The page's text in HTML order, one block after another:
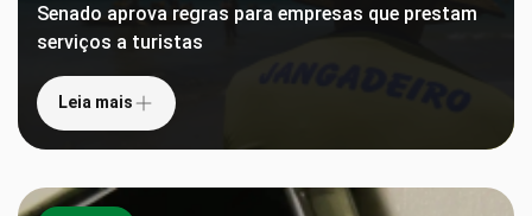
Senado aprova regras para empresas que prestam
serviços a turistas
Leia mais